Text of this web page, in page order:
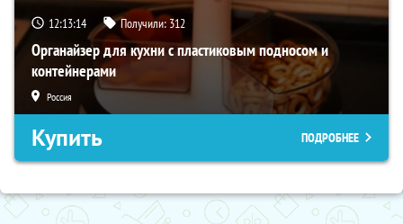
12:13:13 Получили: 312
Органайзер для кухни с пластиковым подносом и
контейнерами
Россия
Купить ПОДРОБНЕЕ